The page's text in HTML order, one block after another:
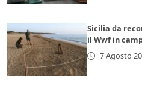
Sicilia da
il Wwf in
7 Agosto